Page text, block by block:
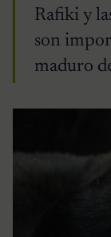
Rafiki y
son
maduro